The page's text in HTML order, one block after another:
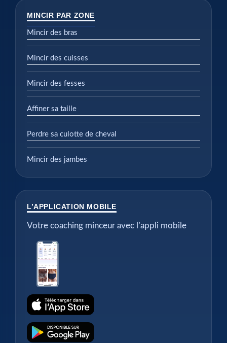
MINCIR PAR ZONE
Mincir des bras
Mincir des cuisses
Mincir des fesses
Affiner sa taille
Perdre sa culotte de cheval
Mincir des jambes
L’APPLICATION MOBILE
Votre coaching minceur avec l’appli mobile